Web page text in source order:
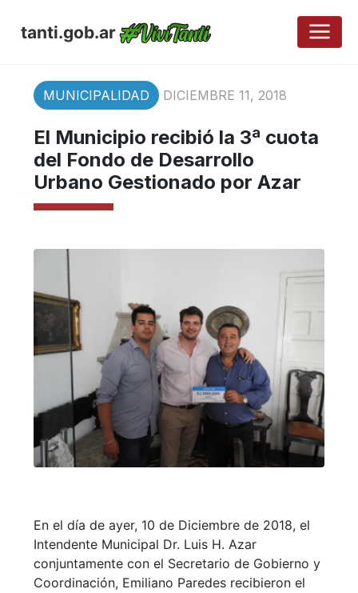
tanti.gob.ar
MUNICIPALIDAD DICIEMBRE 11, 2018
El Municipio recibió la 3ª cuota
del Fondo de Desarrollo
Urbano Gestionado por Azar
En el día de ayer, 10 de Diciembre de 2018, el
Intendente Municipal Dr. Luis H. Azar
conjuntamente con el Secretario de Gobierno y
Coordinación, Emiliano Paredes recibieron el